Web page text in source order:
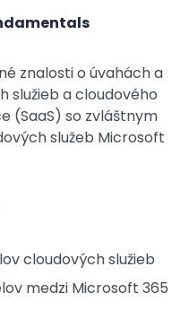
znalosti o úvahách a
služieb a cloudového
(SaaS) so zvláštnym
služeb Microsoft
cloudových služieb
medzi Microsoft 365